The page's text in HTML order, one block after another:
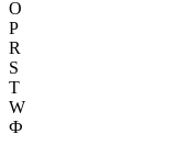
O
P
R
S
T
W
Ф